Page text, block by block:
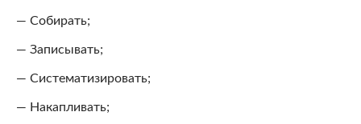
— Собирать;
— Записывать;
— Систематизировать;
— Накапливать;